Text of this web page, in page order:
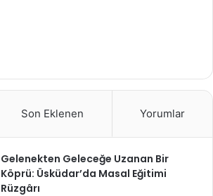
Son Eklenen Yorumlar
Gelenekten Geleceğe Uzanan Bir
Köprü: Üsküdar’da Masal Eğitimi
Rüzgârı